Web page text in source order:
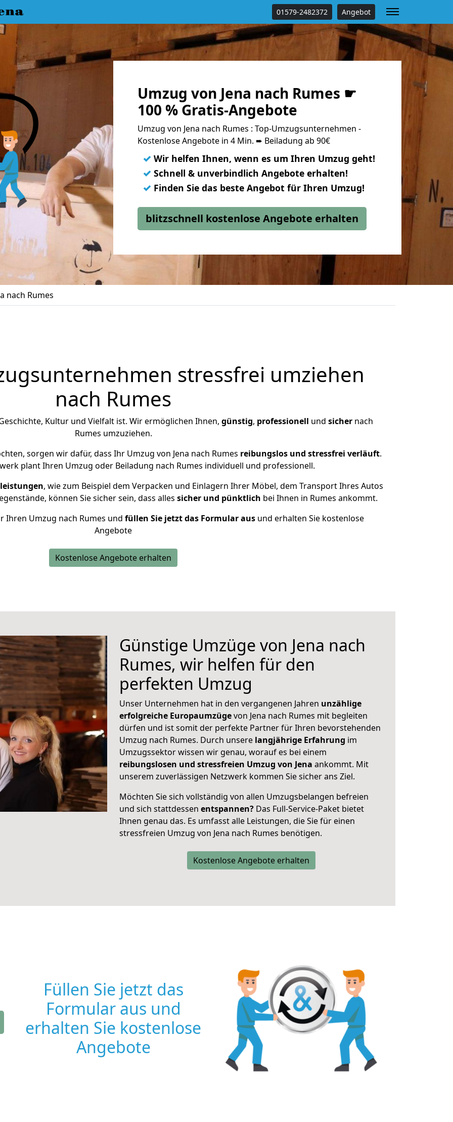
01579-2482372 Angebot
Umzug von Jena nach Rumes ☛
100 % Gratis-Angebote
Umzug von Jena nach Rumes : Top-Umzugsunternehmen -
Kostenlose Angebote in 4 Min. ➨ Beiladung ab 90€
✓ Wir helfen Ihnen, wenn es um Ihren Umzug geht!
✓ Schnell & unverbindlich Angebote erhalten!
✓ Finden Sie das beste Angebot für Ihren Umzug!
blitzschnell kostenlose Angebote erhalten
nach Rumes
stressfrei umziehen
nach Rumes
Kultur und Vielfalt ist. Wir ermöglichen Ihnen, günstig, professionell und sicher nach
Rumes umzuziehen.
sorgen wir dafür, dass Ihr Umzug von Jena nach Rumes reibungslos und stressfrei verläuft.
plant Ihren Umzug oder Beiladung nach Rumes individuell und professionell.
, wie zum Beispiel dem Verpacken und Einlagern Ihrer Möbel, dem Transport Ihres Autos
können Sie sicher sein, dass alles sicher und pünktlich bei Ihnen in Rumes ankommt.
Ihren Umzug nach Rumes und füllen Sie jetzt das Formular aus und erhalten Sie kostenlose
Angebote
Kostenlose Angebote erhalten
Günstige Umzüge von Jena nach
Rumes, wir helfen für den
perfekten Umzug
Unser Unternehmen hat in den vergangenen Jahren unzählige
erfolgreiche Europaumzügevon Jena nach Rumes mit begleiten
dürfen und ist somit der perfekte Partner für Ihren bevorstehenden
Umzug nach Rumes. Durch unsere langjährige Erfahrung im
Umzugssektor wissen wir genau, worauf es bei einem
reibungslosen und stressfreien Umzug von Jena ankommt. Mit
unserem zuverlässigen Netzwerk kommen Sie sicher ans Ziel.
Möchten Sie sich vollständig von allen Umzugsbelangen befreien
und sich stattdessen entspannen? Das Full-Service-Paket bietet
Ihnen genau das. Es umfasst alle Leistungen, die Sie für einen
stressfreien Umzug von Jena nach Rumes benötigen.
Kostenlose Angebote erhalten
Füllen Sie jetzt das
Formular aus und
erhalten Sie kostenlose
Angebote